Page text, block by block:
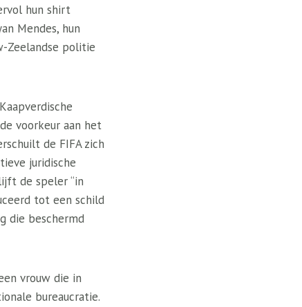
hun shirt
Mendes, hun
Zeelandse politie
voorkeur aan het
de FIFA zich
juridische
de speler “in
tot een schild
die beschermd
vrouw die in
bureaucratie.